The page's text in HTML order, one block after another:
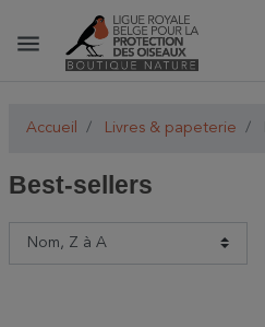
menu
Accueil Livres & papeterie
Best-sellers